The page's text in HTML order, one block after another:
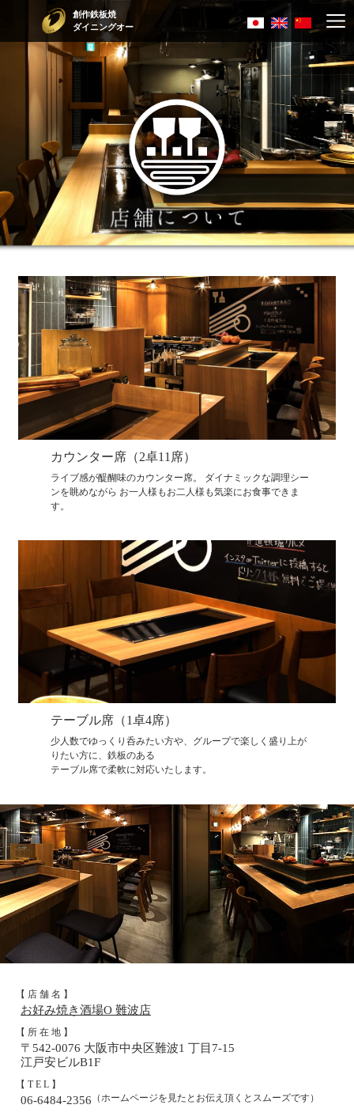
創作鉄板焼
ダイニングオー
カウンター席（2卓11席）
ライブ感が醍醐味のカウンター席。 ダイナミックな調理シー
ンを眺めながら お一人様もお二人様も気楽にお食事できま
す。
テーブル席（1卓4席）
少人数でゆっくり呑みたい方や、グループで楽しく盛り上が
りたい方に、鉄板のある
テーブル席で柔軟に対応いたします。
【 店 舗 名 】
お好み焼き酒場O 難波店
【 所 在 地 】
〒542-0076 大阪市中央区難波1 丁目7-15
江戸安ビルB1F
【 T E L 】
06-6484-2356 （ホームページを見たとお伝え頂くとスムーズです）